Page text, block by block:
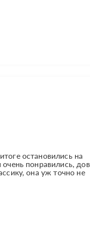
остановились на
понравились,
она уж точно не